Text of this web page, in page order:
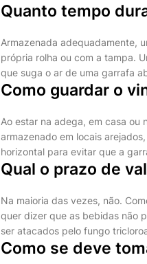
Quanto tempo
Armazenada adequadamente,
própria rolha ou com a tampa.
que suga o ar de uma garrafa
Como guardar o
Ao estar na adega, em casa ou
armazenado em locais
horizontal para evitar que a
Qual o prazo de
Na maioria das vezes, não.
quer dizer que as bebidas não
ser atacados pelo fungo
Como se deve